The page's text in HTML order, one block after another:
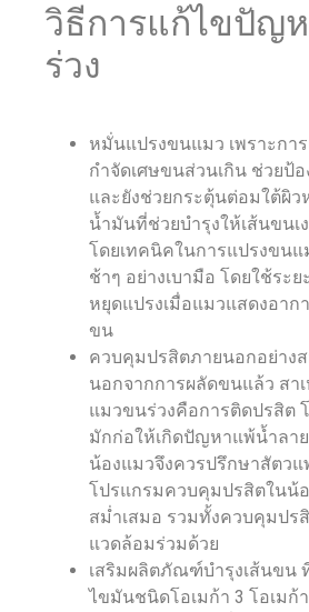
วิธีการแก้ไขปัญ
ร่วง
หมั่นแปรงขนแมว เพราะกา
กำจัดเศษขนส่วนเกิน ช่วยป้
และยังช่วยกระตุ้นต่อมใต้ผิ
น้ำมันที่ช่วยบำรุงให้เส้นขนเ
โดยเทคนิคในการแปรงขน
ช้าๆ อย่างเบามือ โดยใช้ระย
หยุดแปรงเมื่อแมวแสดงอาก
ขน
ควบคุมปรสิตภายนอกอย่างส
นอกจากการผลัดขนแล้ว สา
แมวขนร่วงคือการติดปรสิต
มักก่อให้เกิดปัญหาแพ้น้ำลา
น้องแมวจึงควรปรึกษาสัตวแ
โปรแกรมควบคุมปรสิตในน้
สม่ำเสมอ รวมทั้งควบคุมปร
แวดล้อมร่วมด้วย
เสริมผลิตภัณฑ์บำรุงเส้นขน
ไขมันชนิดโอเมก้า 3 โอเมก้